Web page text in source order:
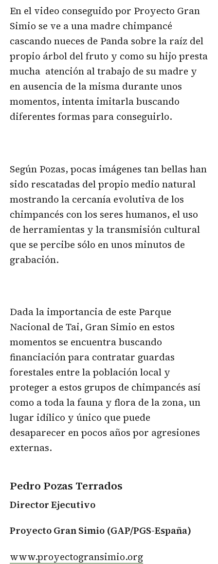
En el video conseguido por Proyecto Gran
Simio se ve a una madre chimpancé
cascando nueces de Panda sobre la raíz del
propio árbol del fruto y como su hijo presta
mucha atención al trabajo de su madre y
en ausencia de la misma durante unos
momentos, intenta imitarla buscando
diferentes formas para conseguirlo.
Según Pozas, pocas imágenes tan bellas han
sido rescatadas del propio medio natural
mostrando la cercanía evolutiva de los
chimpancés con los seres humanos, el uso
de herramientas y la transmisión cultural
que se percibe sólo en unos minutos de
grabación.
Dada la importancia de este Parque
Nacional de Tai, Gran Simio en estos
momentos se encuentra buscando
financiación para contratar guardas
forestales entre la población local y
proteger a estos grupos de chimpancés así
como a toda la fauna y flora de la zona, un
lugar idílico y único que puede
desaparecer en pocos años por agresiones
externas.
Pedro Pozas Terrados
Director Ejecutivo
Proyecto Gran Simio (GAP/PGS-España)
www.proyectogransimio.org